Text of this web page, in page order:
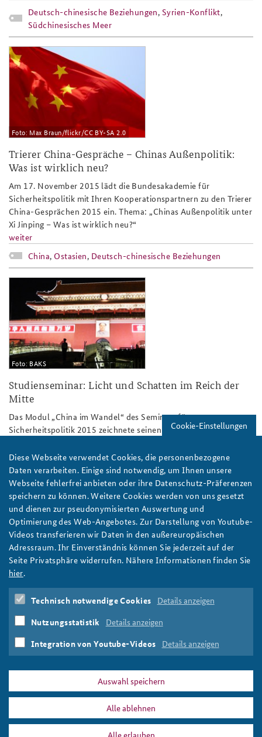
Deutsch-chinesische Beziehungen, Syrien-Konflikt,
Südchinesisches Meer
2442105739_5830d89b91_o.jpg
Foto: Max Braun/flickr/CC BY-SA 2.0
Trierer China-Gespräche – Chinas Außenpolitik:
Was ist wirklich neu?
Am 17. November 2015 lädt die Bundesakademie für
Sicherheitspolitik mit Ihren Kooperationspartnern zu den Trierer
China-Gesprächen 2015 ein. Thema: „Chinas Außenpolitik unter
Xi Jinping – Was ist wirklich neu?“
weiter
China, Ostasien, Deutsch-chinesische Beziehungen
chinareise_sp15_teaser.jpg
Foto: BAKS
Studienseminar: Licht und Schatten im Reich der
Mitte
Das Modul „China im Wandel“ des Seminars für
Sicherheitspolitik 2015 zeichnete seinen Teilnehmern im April
und globalem Akteur.
weiter
Seminar für Sicherheitspolitik,Weiterbildung,Deutsch-
chinesische Beziehungen ,Volksrepublik China ,Asien-
Pazifik,Pivot to Asia
Reiseziel Vertrauen
Vom 15. bis 24. Oktober fand das 9. Sicherheitspolitische
Seminar deutscher und chinesischer Generale und Admirale
erlebbar.
Deutsch-chinesische Beziehungen,Studienreise
Sicherheit
DATA PRIVACY IMPRINT
Cookie-Einstellungen
Diese Webseite verwendet Cookies, die personenbezogene
Daten verarbeiten. Einige sind notwendig, um Ihnen unsere
Webseite fehlerfrei anbieten oder ihre Datenschutz-Präferenzen
speichern zu können. Weitere Cookies werden von uns gesetzt
und dienen zur pseudonymisierten Auswertung und
Optimierung des Web-Angebotes. Zur Darstellung von Youtube-
Videos transferieren wir Daten in den außereuropäischen
Adressraum. Ihr Einverständnis können Sie jederzeit auf der
Seite Privatsphäre widerrufen. Nähere Informationen finden Sie
hier.
Technisch notwendige Cookies Details anzeigen
Nutzungsstatistik Details anzeigen
Integration von Youtube-Videos Details anzeigen
Auswahl speichern
Alle ablehnen
Alle erlauben